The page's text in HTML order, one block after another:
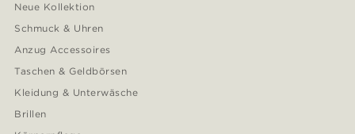
Neue Kollektion
Schmuck & Uhren
Anzug Accessoires
Taschen & Geldbörsen
Kleidung & Unterwäsche
Brillen